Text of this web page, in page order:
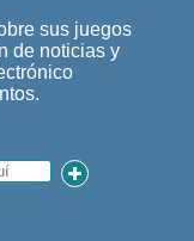
sus juegos
de noticias y